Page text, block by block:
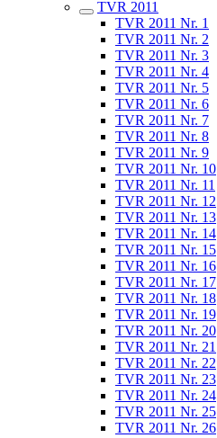
TVR 2011
TVR 2011 Nr. 1
TVR 2011 Nr. 2
TVR 2011 Nr. 3
TVR 2011 Nr. 4
TVR 2011 Nr. 5
TVR 2011 Nr. 6
TVR 2011 Nr. 7
TVR 2011 Nr. 8
TVR 2011 Nr. 9
TVR 2011 Nr. 10
TVR 2011 Nr. 11
TVR 2011 Nr. 12
TVR 2011 Nr. 13
TVR 2011 Nr. 14
TVR 2011 Nr. 15
TVR 2011 Nr. 16
TVR 2011 Nr. 17
TVR 2011 Nr. 18
TVR 2011 Nr. 19
TVR 2011 Nr. 20
TVR 2011 Nr. 21
TVR 2011 Nr. 22
TVR 2011 Nr. 23
TVR 2011 Nr. 24
TVR 2011 Nr. 25
TVR 2011 Nr. 26